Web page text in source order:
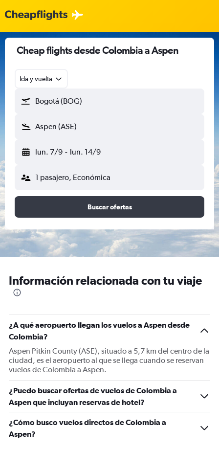
Cheap flights desde Colombia a Aspen
Ida y vuelta
Bogotá (BOG)
Aspen (ASE)
lun. 7/9 - lun. 14/9
1 pasajero, Económica
Buscar ofertas
Información relacionada con tu viaje
¿A qué aeropuerto llegan los vuelos a Aspen desde
Colombia?
Aspen Pitkin County (ASE), situado a 5,7 km del centro de la
ciudad, es el aeropuerto al que se llega cuando se reservan
vuelos de Colombia a Aspen.
¿Puedo buscar ofertas de vuelos de Colombia a
Aspen que incluyan reservas de hotel?
¿Cómo busco vuelos directos de Colombia a
Aspen?